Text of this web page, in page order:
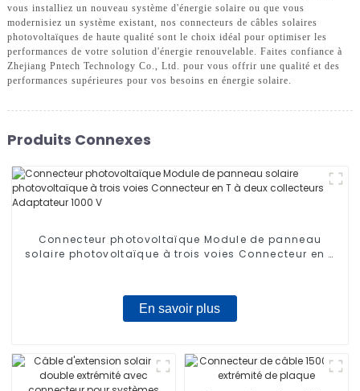
vous installiez un nouveau système d'énergie solaire ou que vous
modernisiez un système existant, nos connecteurs de câbles solaires
photovoltaïques de haute qualité sont le choix idéal pour optimiser les
performances de votre solution d'énergie renouvelable. Faites confiance à
Zhejiang Pntech Technology Co., Ltd. pour vous offrir une qualité et des
performances supérieures pour vos besoins en énergie solaire.
Produits Connexes
Connecteur photovoltaïque Module de panneau
solaire photovoltaïque à trois voies Connecteur en T
En savoir plus